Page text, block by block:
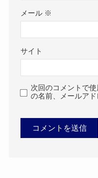
メール ※
サイト
次回のコメントで
の名前、メールアド